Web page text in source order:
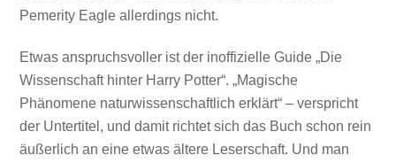
Pemerity Eagle allerdings nicht.
Etwas anspruchsvoller ist der inoffizielle Guide„Die
Wissenschaft hinter Harry Potter“. „Magische
Phänomene naturwissenschaftlich erklärt“ – verspricht
der Untertitel, und damit richtet sich das Buch schon rein
äußerlich an eine etwas ältere Leserschaft. Und man